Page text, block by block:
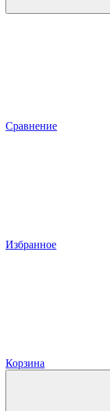
Сравнение
Избранное
Корзина